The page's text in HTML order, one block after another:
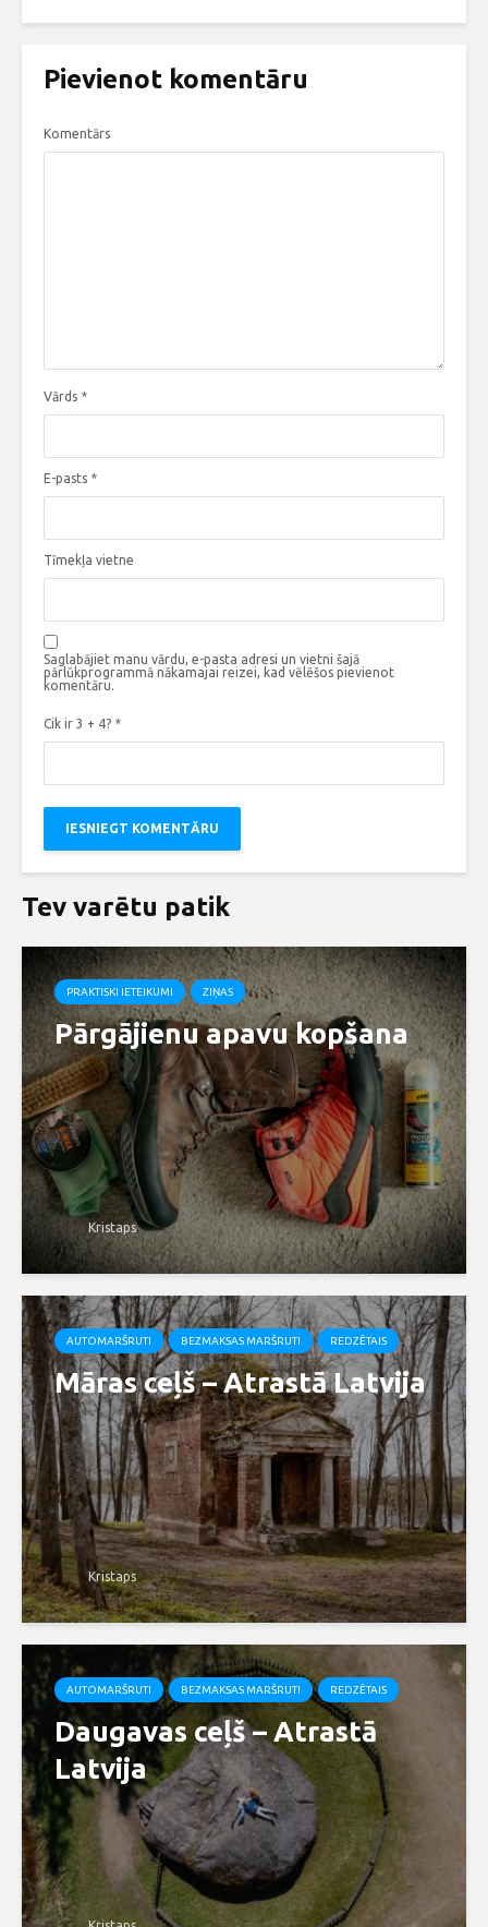
Pievienot komentāru
Komentārs
Vārds *
E-pasts *
Tīmekļa vietne
Saglabājiet manu vārdu, e-pasta adresi un vietni šajā
pārlūkprogrammā nākamajai reizei, kad vēlēšos pievienot
komentāru.
Cik ir 3 + 4? *
Tev varētu patik
PRAKTISKI IETEIKUMI ZIŅAS
Pārgājienu apavu kopšana
Kristaps
AUTOMARŠRUTI BEZMAKSAS MARŠRUTI REDZĒTAIS
Māras ceļš – Atrastā Latvija
Kristaps
AUTOMARŠRUTI BEZMAKSAS MARŠRUTI REDZĒTAIS
Daugavas ceļš – Atrastā
Latvija